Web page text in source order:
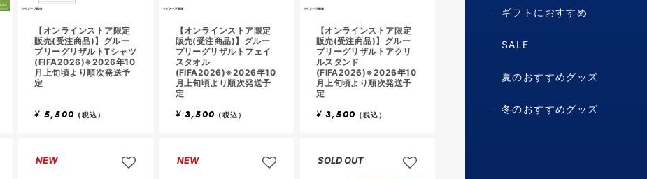
【オンラインストア限定
販売(受注商品)】グルー
プリーグリザルトTシャツ
(FIFA2026)※2026年10
月上旬頃より順次発送予
定
¥ 5,500 (税込）
【オンラインストア限定
販売(受注商品)】グルー
プリーグリザルトフェイ
スタオル
(FIFA2026)※2026年10
月上旬頃より順次発送予
定
¥ 3,500 (税込）
【オンラインストア限定
販売(受注商品)】グルー
プリーグリザルトアクリ
ルスタンド
(FIFA2026)※2026年10
月上旬頃より順次発送予
定
¥ 3,500 (税込）
NEW NEW SOLD OUT
ギフトにおすすめ
SALE
夏のおすすめグッズ
冬のおすすめグッズ